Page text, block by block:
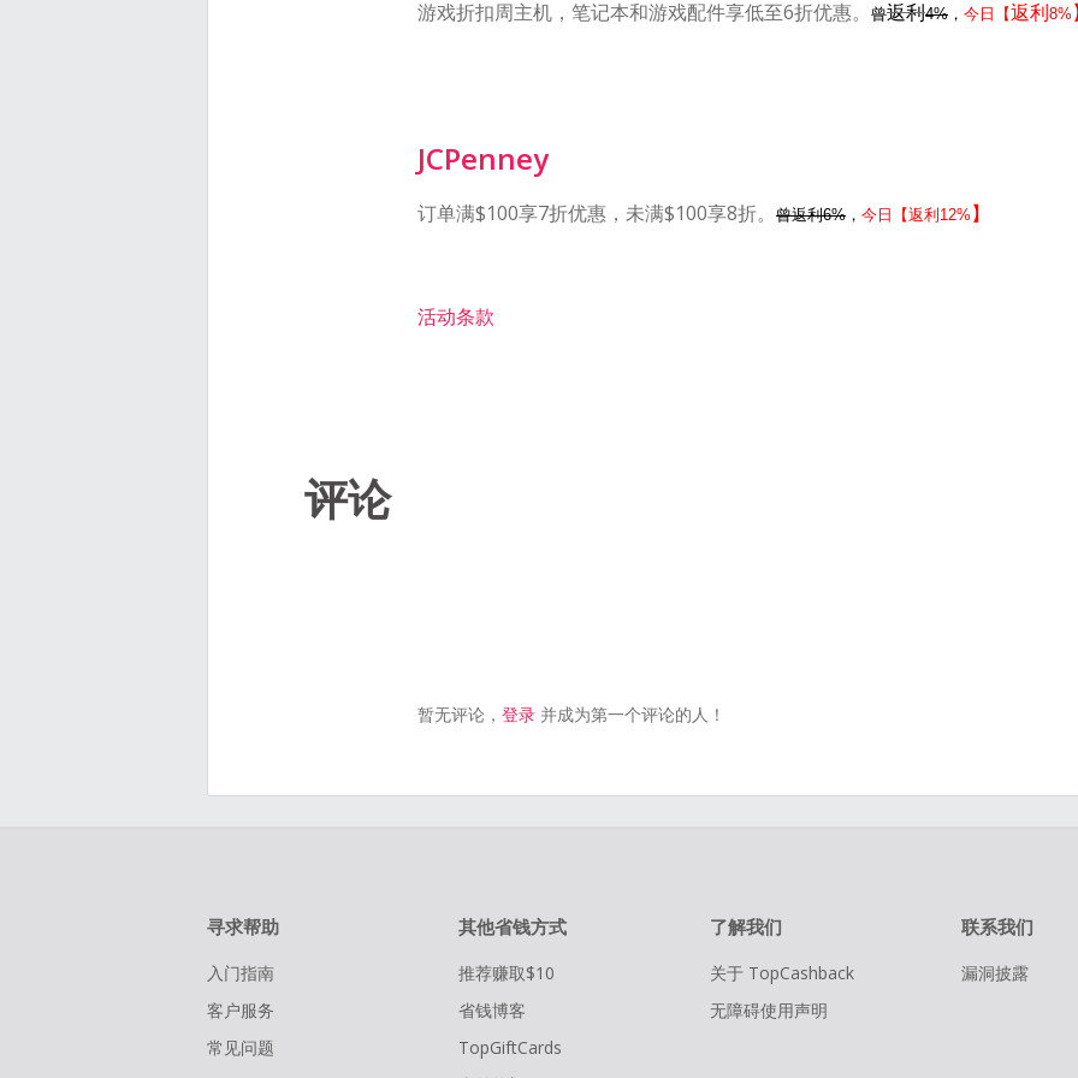
游戏折扣周主机，笔记本和游戏配件享低至6折优惠。 曾返利4% ， 今日【返利8%
JCPenney
订单满$100享7折优惠，未满$100享8折。 曾返利6% ， 今日【返利12% 】
活动条款
评论
暂无评论， 登录 并成为第一个评论的人！
寻求帮助
入门指南
客户服务
常见问题
其他省钱方式
推荐赚取$10
省钱博客
TopGiftCards
了解我们
关于 TopCashback
无障碍使用声明
联系我们
漏洞披露